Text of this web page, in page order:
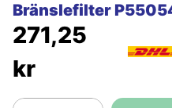
Bränslefilter
271,25
kr